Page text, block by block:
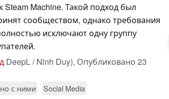
Steam Machine. Такой подход был
сообществом, однако требования
исключают одну группу
DeepL / Ninh Duy), Опубликовано 23
с ними Social Media